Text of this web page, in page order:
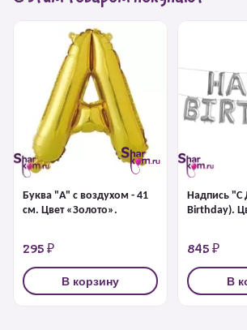
Буква "А" с воздухом - 41
см. Цвет «Золото».
295 ₽
В корзину
Надпись "С
Birthday).
845 ₽
В